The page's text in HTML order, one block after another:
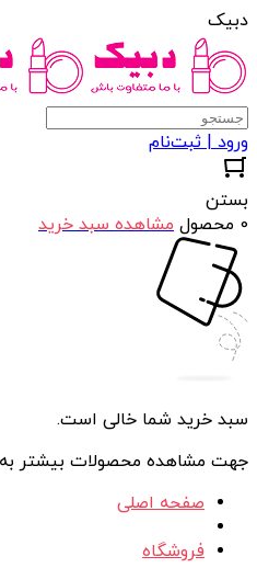
دبیک
ورود | ثبت‌نام
بستن
0 محصول
مشاهده سبد خرید
سبد خرید شما خالی است.
جهت مشاهده محصولات بیشتر به
صفحه اصلی
فروشگاه